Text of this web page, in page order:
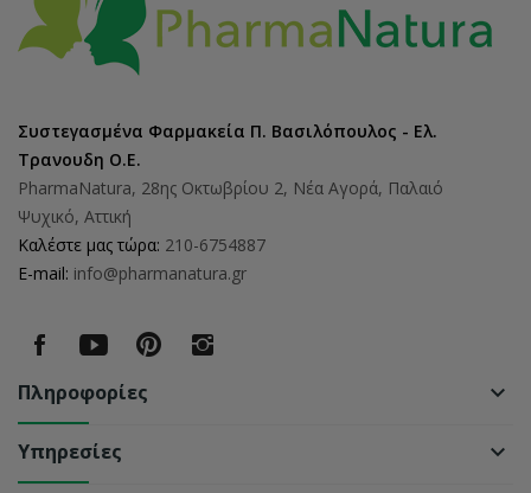
Συστεγασμένα Φαρμακεία Π. Βασιλόπουλος - Ελ.
Τρανουδη Ο.Ε.
PharmaNatura, 28ης Οκτωβρίου 2, Νέα Αγορά, Παλαιό
Ψυχικό, Αττική
Καλέστε μας τώρα: 210-6754887
E-mail: info@pharmanatura.gr
Πληροφορίες keyboard_arrow_down
Υπηρεσίες keyboard_arrow_down